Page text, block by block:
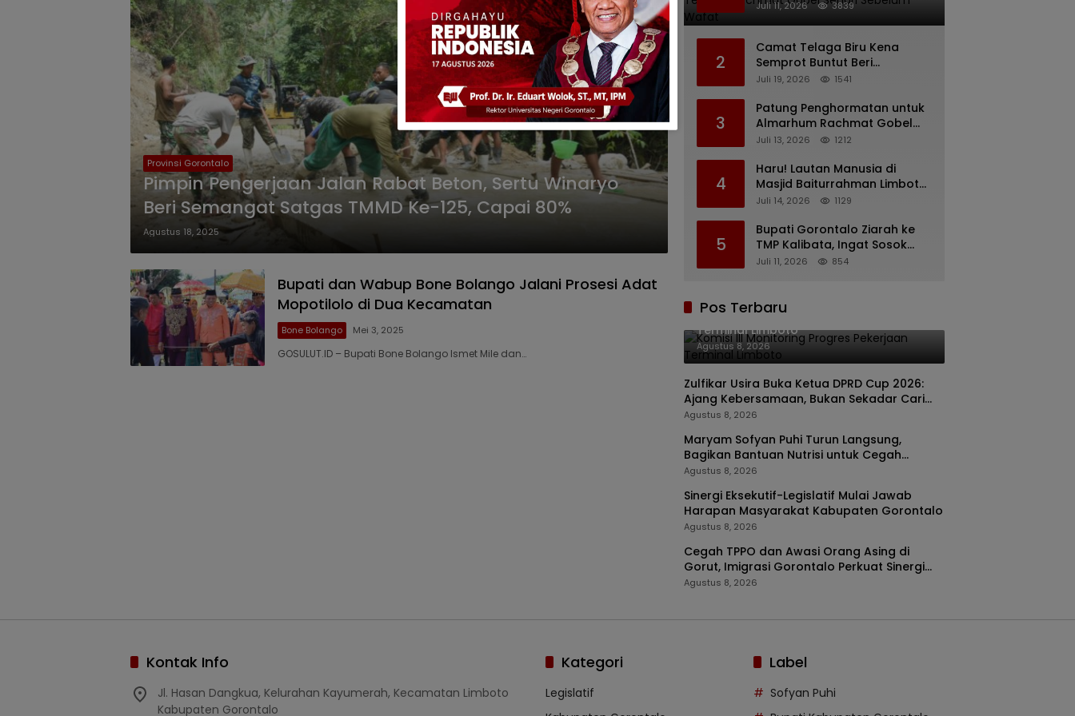
Provinsi Gorontalo
Pimpin Pengerjaan Jalan Rabat Beton, Sertu Winaryo
Beri Semangat Satgas TMMD Ke-125, Capai 80%
Agustus 18, 2025
Bupati dan Wabup Bone Bolango Jalani Prosesi Adat
Mopotilolo di Dua Kecamatan
Bone Bolango Mei 3, 2025
GOSULUT.ID – Bupati Bone Bolango Ismet Mile dan…
Rachmat Gobel Sehari
Juli 11, 2026 3839
2
Camat Telaga Biru Kena
Semprot Buntut Beri
Pernyataan Soal Gaji CS
Nunggak
Juli 19, 2026 1541
3
Patung Penghormatan untuk
Almarhum Rachmat Gobel
Digagas, Ini Tiga Lokasi yang
Juli 13, 2026 1212
4
Haru! Lautan Manusia di
Masjid Baiturrahman Limboto,
Kirim Doa untuk Almarhum
Juli 14, 2026 1129
5
Bupati Gorontalo Ziarah ke
TMP Kalibata, Ingat Sosok
Rachmat Gobel
Juli 11, 2026 854
Pos Terbaru
Komisi III Monitoring Progres Pekerjaan
Terminal Limboto
Agustus 8, 2026
Zulfikar Usira Buka Ketua DPRD Cup 2026:
Ajang Kebersamaan, Bukan Sekadar Cari
Juara
Agustus 8, 2026
Maryam Sofyan Puhi Turun Langsung,
Bagikan Bantuan Nutrisi untuk Cegah
Stunting di Tilango
Agustus 8, 2026
Sinergi Eksekutif-Legislatif Mulai Jawab
Harapan Masyarakat Kabupaten Gorontalo
Agustus 8, 2026
Cegah TPPO dan Awasi Orang Asing di
Gorut, Imigrasi Gorontalo Perkuat Sinergi
TIMPORA
Agustus 8, 2026
Kontak Info
Jl. Hasan Dangkua, Kelurahan Kayumerah, Kecamatan Limboto
Kabupaten Gorontalo
Kategori
Legislatif
Label
Sofyan Puhi